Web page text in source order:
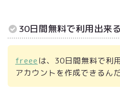
30日間無料で利用出来
freee は、30日間無料で利
アカウントを作成できるん